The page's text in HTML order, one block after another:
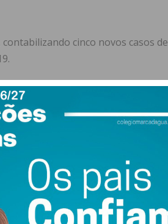
cinco novos casos de
respetivamente, 298 e 214
nas últimas 24 horas.
novas infeções, mantendo assim
registaram-se em Paços de